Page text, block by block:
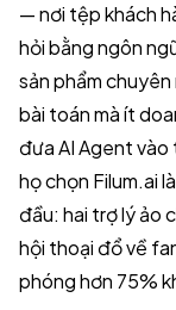
— nơi tệp khách
hỏi bằng ngôn
sản phẩm
bài toán mà ít
đưa AI Agent vào
họ chọn Filum.ai
đầu: hai trợ lý ảo
hội thoại đổ về
phóng hơn 75%